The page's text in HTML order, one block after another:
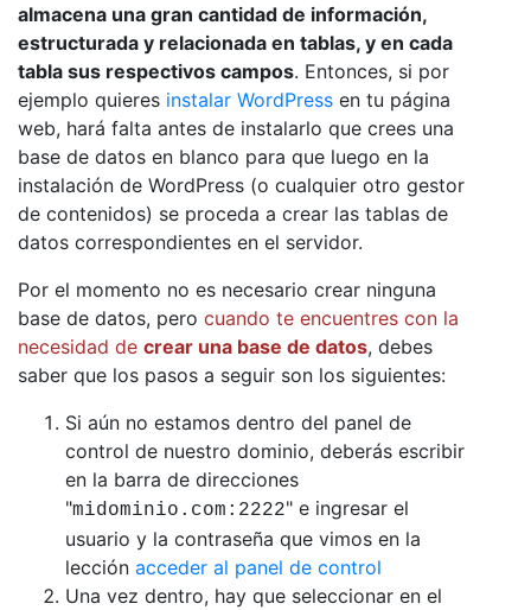
almacena una gran cantidad de información,
estructurada y relacionada en tablas, y en cada
tabla sus respectivos campos. Entonces, si por
ejemplo quieres instalar WordPress en tu página
web, hará falta antes de instalarlo que crees una
base de datos en blanco para que luego en la
instalación de WordPress (o cualquier otro gestor
de contenidos) se proceda a crear las tablas de
datos correspondientes en el servidor.
Por el momento no es necesario crear ninguna
base de datos, pero cuando te encuentres con la
necesidad de crear una base de datos, debes
saber que los pasos a seguir son los siguientes:
Si aún no estamos dentro del panel de
control de nuestro dominio, deberás escribir
en la barra de direcciones
"midominio.com:2222" e ingresar el
usuario y la contraseña que vimos en la
lección acceder al panel de control
Una vez dentro, hay que seleccionar en el